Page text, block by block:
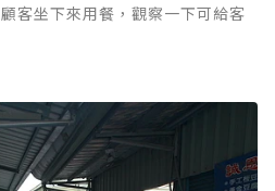
客坐下來用餐，觀察一下可給客